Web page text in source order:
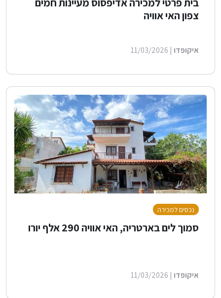
צפון האי אוויה
איקופדו | 11/03/2026
נכסים למכירה
סמוך לים בארטריה, האי אוויה 290 אלף יורו
איקופדו | 11/03/2026